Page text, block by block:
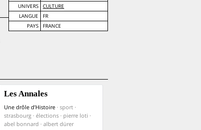
UNIVERS
CULTURE
LANGUE
FR
PAYS
FRANCE
Les Annales
Une drôle d’Histoire · sport ·
strasbourg · élections · pierre loti ·
abel bonnard · albert dürer